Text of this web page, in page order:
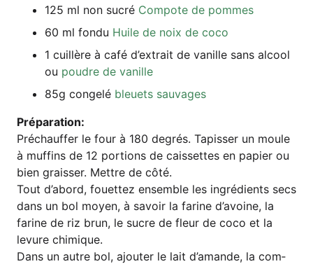
125 ml non sucré Com­po­te de pommes
60 ml fon­du Hui­le de noix de coco
1 cuil­lè­re à café d’ex­trait de vanil­le sans alcool
ou poud­re de vanille
85g con­gelé bleu­ets sauvages
Pré­pa­ra­ti­on:
Pré­chauf­fer le four à 180 degrés. Tapis­ser un moule
à muf­fins de 12 por­ti­ons de cais­set­tes en papier ou
bien grais­ser. Mett­re de côté.
Tout d’abord, fou­et­tez ensem­ble les ing­ré­di­ents secs
dans un bol moy­en, à savoir la fari­ne d’avoine, la
fari­ne de riz brun, le sucre de fleur de coco et la
levu­re chimique.
Dans un aut­re bol, ajou­ter le lait d’a­man­de, la com­